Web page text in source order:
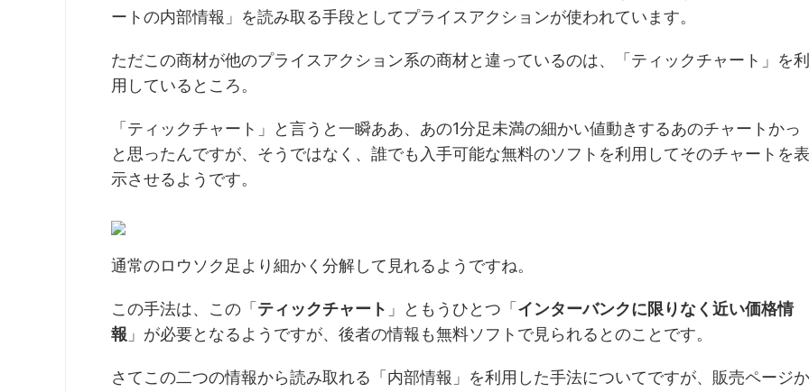
ートの内部情報」を読み取る手段としてプライスアクションが使われています。
ただこの商材が他のプライスアクション系の商材と違っているのは、「ティックチャート」を利
用しているところ。
「ティックチャート」と言うと一瞬ああ、あの1分足未満の細かい値動きするあのチャートかっ
と思ったんですが、そうではなく、誰でも入手可能な無料のソフトを利用してそのチャートを表
示させるようです。
通常のロウソク足より細かく分解して見れるようですね。
この手法は、この「 ティックチャート 」ともうひとつ「 インターバンクに限りなく近い価格情
報 」が必要となるようですが、後者の情報も無料ソフトで見られるとのことです。
さてこの二つの情報から読み取れる「内部情報」を利用した手法についてですが、販売ページか